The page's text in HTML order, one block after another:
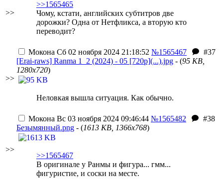
>>
>>1565465
Чому, кстати, английских субтитров две
дорожки? Одна от Нетфликса, а вторую кто
переводит?
>>
Мокона Сб 02 ноября 2024 21:18:52 №1565467
#37
[Erai-raws] Ranma 1_2 (2024) - 05 [720p](...).jpg - (95 KB,
1280x720)
Неловкая вышла ситуация. Как обычно.
>>
Мокона Вс 03 ноября 2024 09:46:44 №1565482
#38
Безымянный.png - (1613 KB, 1366x768)
>>1565467
В оригинале у Ранмы и фигура... гмм...
фигуристие, и соски на месте.